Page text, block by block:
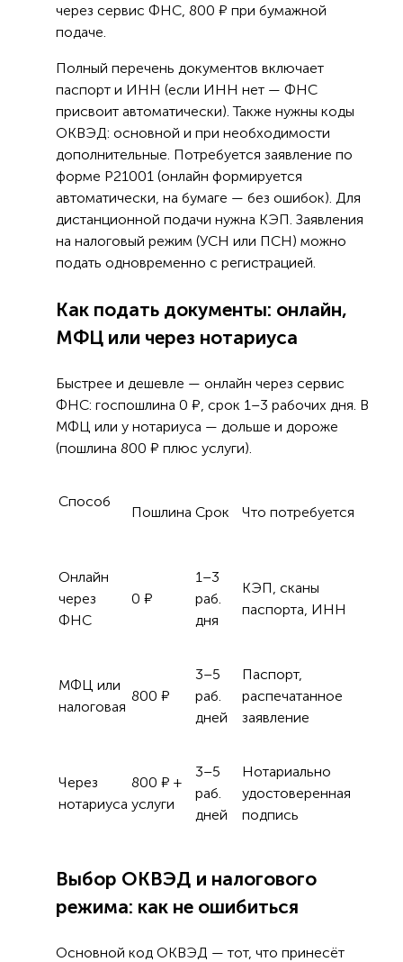
через сервис ФНС, 800 ₽ при бумажной
подаче.
Полный перечень документов включает
паспорт и ИНН (если ИНН нет — ФНС
присвоит автоматически). Также нужны коды
ОКВЭД: основной и при необходимости
дополнительные. Потребуется заявление по
форме Р21001 (онлайн формируется
автоматически, на бумаге — без ошибок). Для
дистанционной подачи нужна КЭП. Заявления
на налоговый режим (УСН или ПСН) можно
подать одновременно с регистрацией.
Как подать документы: онлайн,
МФЦ или через нотариуса
Быстрее и дешевле — онлайн через сервис
ФНС: госпошлина 0 ₽, срок 1–3 рабочих дня. В
МФЦ или у нотариуса — дольше и дороже
(пошлина 800 ₽ плюс услуги).
Способ
Пошлина Срок Что потребуется
Онлайн
через
ФНС
0 ₽
1–3
раб.
дня
КЭП, сканы
паспорта, ИНН
МФЦ или
налоговая
800 ₽
3–5
раб.
дней
Паспорт,
распечатанное
заявление
Через
нотариуса
800 ₽ +
услуги
3–5
раб.
дней
Нотариально
удостоверенная
подпись
Выбор ОКВЭД и налогового
режима: как не ошибиться
Основной код ОКВЭД — тот, что принесёт